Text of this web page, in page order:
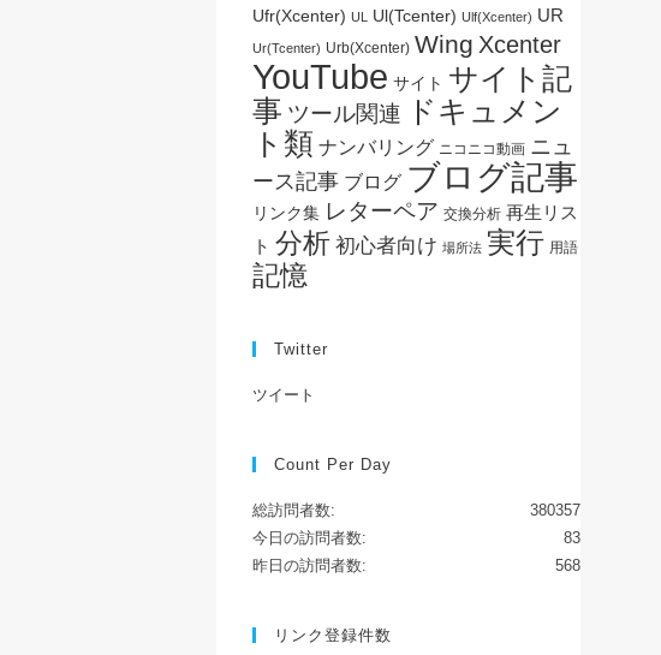
Ufr(Xcenter) UL Ul(Tcenter) Ulf(Xcenter) UR
Ur(Tcenter) Urb(Xcenter) Wing Xcenter
YouTube サイト サイト記
事 ツール関連
ドキュメン
ト類 ナンバリング ニコニコ動画 ニュ
ース記事 ブログ ブログ記事
リンク集 レターペア 交換分析 再生リス
ト 分析 初心者向け 場所法 実行 用語
記憶
Twitter
ツイート
Count Per Day
380357
総訪問者数:
83
今日の訪問者数:
568
昨日の訪問者数:
リンク登録件数